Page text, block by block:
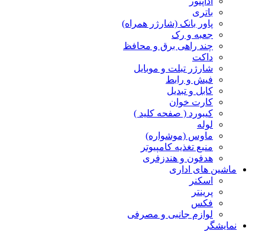
باتری
پاور بانک (شارژر همراه)
جعبه و رک
چند راهی برق و محافظ
داکت
شارژر تبلت و موبایل
فیش و رابط
کابل و تبدیل
کارت خوان
کیبورد ( صفحه کلید )
لوله
ماوس (موشواره)
منبع تغذیه کامپیوتر
هدفون و هندزفری
ماشین های اداری
اسکنر
پرینتر
فکس
لوازم جانبی و مصرفی
نمایشگر